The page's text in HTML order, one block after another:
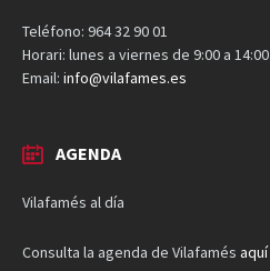
Teléfono: 964 32 90 01
Horari: lunes a viernes de 9:00 a 14:00
Email: info@vilafames.es
AGENDA
Vilafamés al día
Consulta la agenda de Vilafamés aquí